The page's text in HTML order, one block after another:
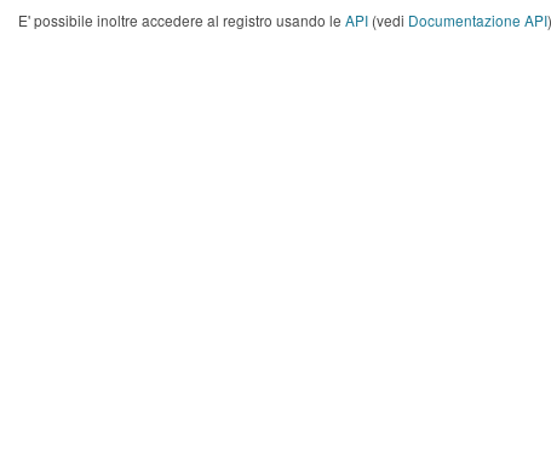
E' possibile inoltre accedere al registro usando le API (vedi Documentazione API